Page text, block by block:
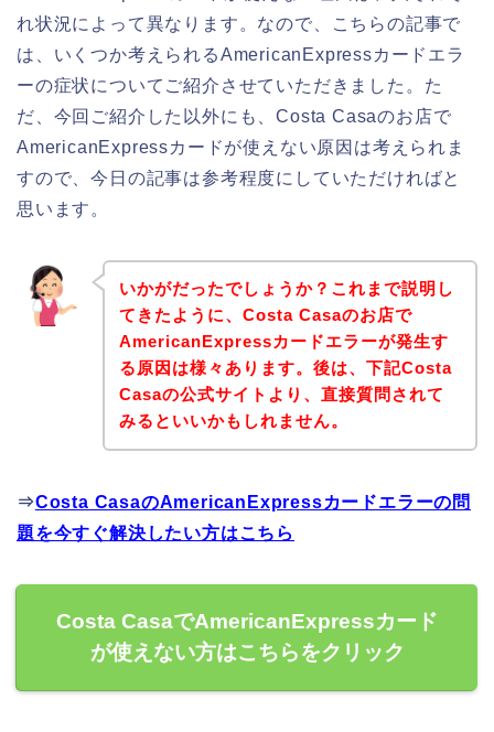
れ状況によって異なります。なので、こちらの記事で
は、いくつか考えられるAmericanExpressカードエラ
ーの症状についてご紹介させていただきました。た
だ、今回ご紹介した以外にも、Costa Casaのお店で
AmericanExpressカードが使えない原因は考えられま
すので、今日の記事は参考程度にしていただければと
思います。
いかがだったでしょうか？これまで説明し
てきたように、Costa Casaのお店で
AmericanExpressカードエラーが発生す
る原因は様々あります。後は、下記Costa
Casaの公式サイトより、直接質問されて
みるといいかもしれません。
⇒Costa CasaのAmericanExpressカードエラーの問
題を今すぐ解決したい方はこちら
Costa CasaでAmericanExpressカード
が使えない方はこちらをクリック